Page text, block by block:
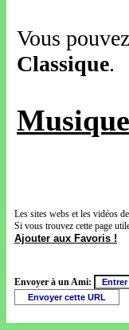
Vous
Classique.
Les sites webs et les vidéos
Si vous trouvez cette page
Ajouter aux Favoris !
Envoyer à un Ami: